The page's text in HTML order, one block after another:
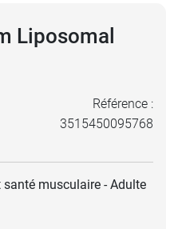
Liposomal
Référence :
3515450095768
santé musculaire - Adulte